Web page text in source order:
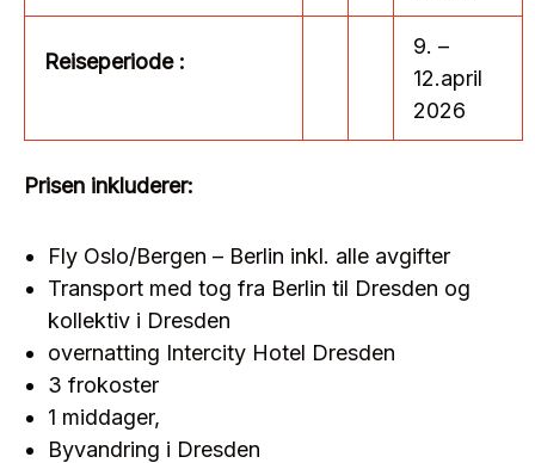
Reiseperiode :
9. –
12.april
2026
Prisen inkluderer:
Fly Oslo/Bergen – Berlin inkl. alle avgifter
Transport med tog fra Berlin til Dresden og
kollektiv i Dresden
overnatting Intercity Hotel Dresden
3 frokoster
1 middager,
Byvandring i Dresden